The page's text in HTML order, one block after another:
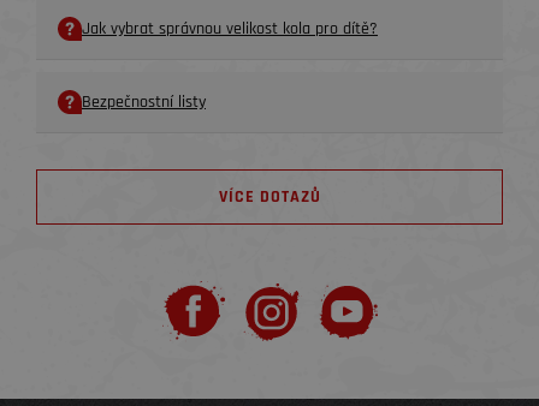
Jak vybrat správnou velikost kola pro dítě?
Bezpečnostní listy
VÍCE DOTAZŮ